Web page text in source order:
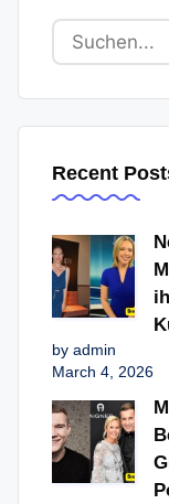
Recent
by admin
March 4, 2026